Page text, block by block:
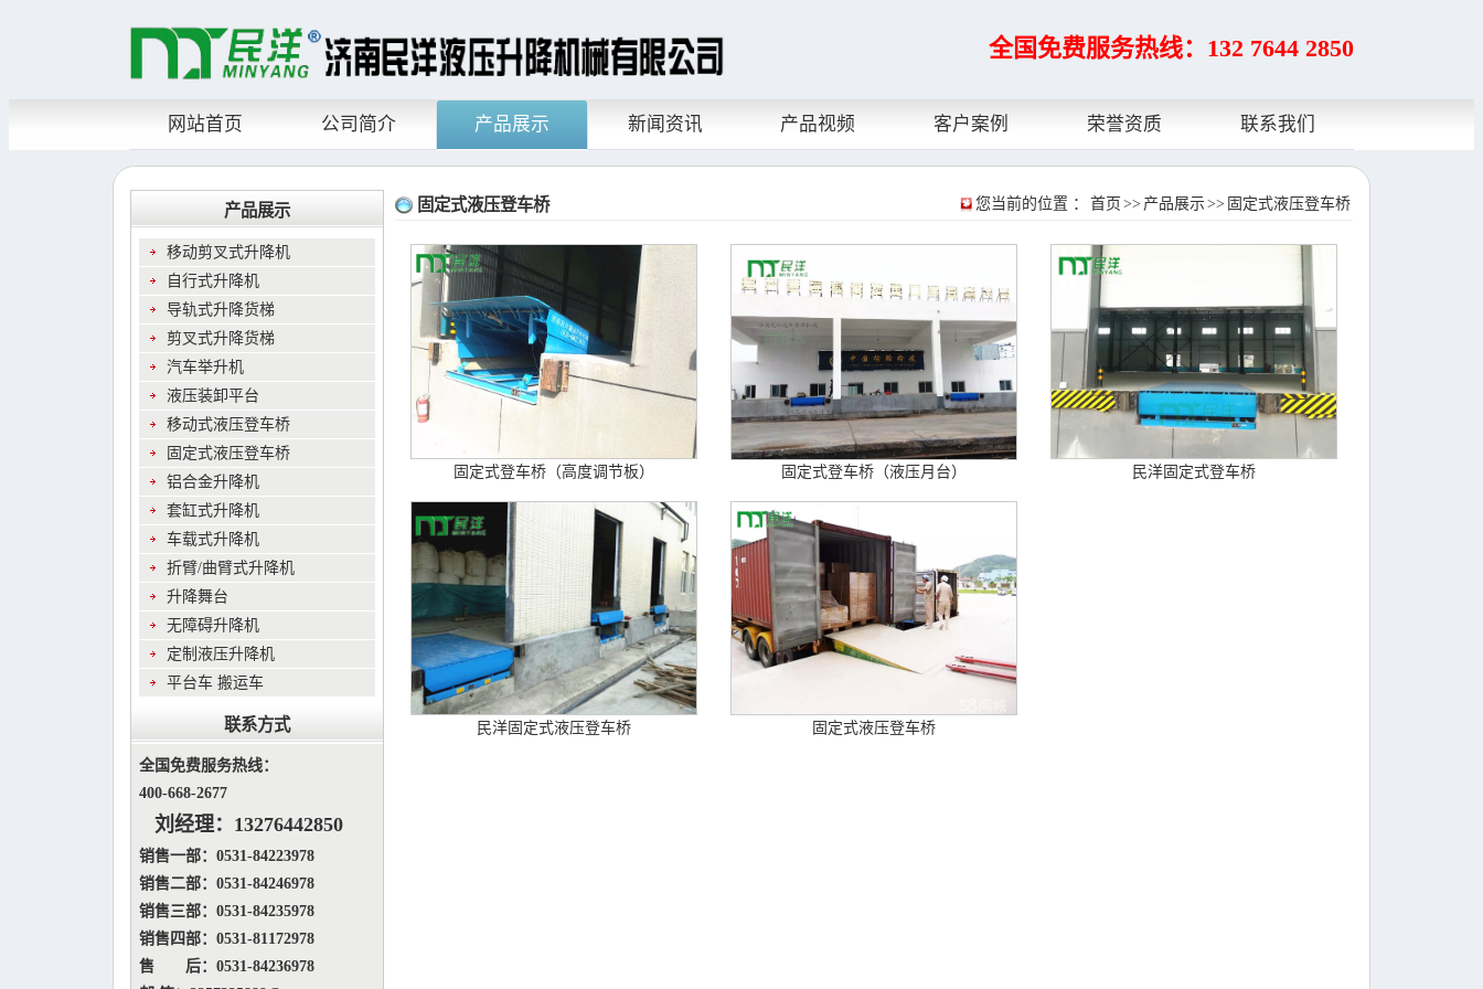
全国免费服务热线：132 7644 2850
网站首页 公司简介 产品展示 新闻资讯 产品视频 客户案例 荣誉资质 联系我们
产品展示
移动剪叉式升降机
自行式升降机
导轨式升降货梯
剪叉式升降货梯
汽车举升机
液压装卸平台
移动式液压登车桥
固定式液压登车桥
铝合金升降机
套缸式升降机
车载式升降机
折臂/曲臂式升降机
升降舞台
无障碍升降机
定制液压升降机
平台车 搬运车
联系方式
全国免费服务热线：
400-668-2677
刘经理： 13276442850
销售一部：0531-84223978
销售二部：0531-84246978
销售三部：0531-84235978
销售四部：0531-81172978
售 后：0531-84236978
固定式液压登车桥 您当前的位置 ： 首页 >> 产品展示>> 固定式液压登车桥
固定式登车桥（高度调节板） 固定式登车桥（液压月台） 民洋固定式登车桥
民洋固定式液压登车桥 固定式液压登车桥